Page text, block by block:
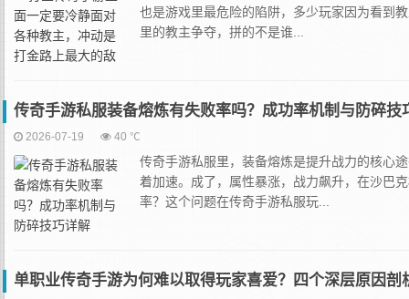
也是游戏里最危险的陷阱，多少玩家因为看到
里的教主争夺，拼的不是谁...
传奇手游私服装备熔炼有失败率吗？成功率机制与防碎技
2026-07-19 40 ℃
传奇手游私服里，装备熔炼是提升战力的核心
着加速。成了，属性暴涨，战力飙升，在沙巴
率？这个问题在传奇手游私服玩...
单职业传奇手游为何难以取得玩家喜爱？四个深层原因剖